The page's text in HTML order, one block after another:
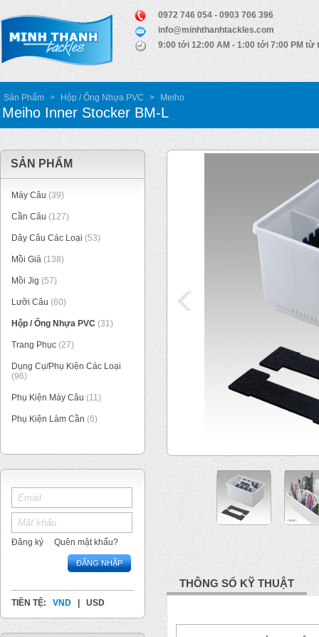
0972 746 054 - 0903 706 396
info@minhthanhtackles.com
9:00 tới 12:00 AM - 1:00 tới 7:00 PM từ
Sản Phẩm > Hộp / Ống Nhựa PVC > Meiho
Meiho Inner Stocker BM-L
SẢN PHẨM
Máy Câu (39)
Cần Câu (127)
Dây Câu Các Loại (53)
Mồi Giả (138)
Mồi Jig (57)
Lưỡi Câu (60)
Hộp / Ống Nhựa PVC (31)
Trang Phục (27)
Dụng Cụ/Phụ Kiện Các Loại
(96)
Phụ Kiện Máy Câu (11)
Phụ Kiện Làm Cần (6)
Đăng ký Quên mật khẩu?
ĐĂNG NHẬP
TIỀN TỆ: VND USD
THÔNG SỐ KỸ THUẬT